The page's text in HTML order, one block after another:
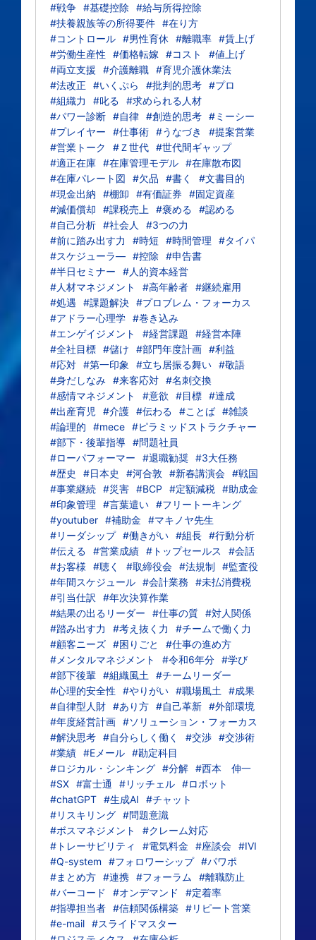
#戦争 #基礎控除
#給与所得控除
#扶養親族等の所得要件 #在り方
#コントロール #男性育休 #離職率 #賃上げ
#労働生産性
#価格転嫁 #コスト
#値上げ
#両立支援
#介護離職 #育児介護休業法
#法改正
#いくぷら #批判的思考 #プロ
#組織力
#叱る
#求められる人材
#パワー診断 #自律 #創造的思考 #ミーシー
#プレイヤー
#仕事術 #うなづき
#提案営業
#営業トーク
#Ｚ世代 #世代間ギャップ
#適正在庫 #在庫管理モデル #在庫散布図
#在庫パレート図
#欠品 #書く
#文書目的
#現金出納
#棚卸 #有価証券
#固定資産
#減価償却
#課税売上 #褒める
#認める
#自己分析 #社会人
#3つの力
#前に踏み出す力
#時短 #時間管理
#タイパ
#スケジューラ― #控除
#申告書
#半日セミナー
#人的資本経営
#人材マネジメント
#高年齢者 #継続雇用
#処遇
#課題解決 #プロブレム・フォーカス
#アドラー心理学 #巻き込み
#エンゲイジメント
#経営課題
#経営本陣
#全社目標 #儲け #部門年度計画 #利益
#応対 #第一印象 #立ち居振る舞い #敬語
#身だしなみ #来客応対 #名刺交換
#感情マネジメント
#意欲 #目標 #達成
#出産育児
#介護 #伝わる #ことば #雑談
#論理的
#mece #ピラミッドストラクチャー
#部下・後輩指導 #問題社員
#ローパフォーマー
#退職勧奨 #3大任務
#歴史
#日本史 #河合敦 #新春講演会 #戦国
#事業継続 #災害 #BCP #定額減税 #助成金
#印象管理
#言葉遣い #フリートーキング
#youtuber #補助金
#マキノヤ先生
#リーダシップ #働きがい #組長 #行動分析
#伝える
#営業成績 #トップセールス
#会話
#お客様
#聴く #取締役会 #法規制
#監査役
#年間スケジュール #会計業務
#未払消費税
#引当仕訳
#年次決算作業
#結果の出るリーダー
#仕事の質 #対人関係
#踏み出す力
#考え抜く力
#チームで働く力
#顧客ニーズ #困りごと
#仕事の進め方
#メンタルマネジメント
#令和6年分 #学び
#部下後輩 #組織風土
#チームリーダー
#心理的安全性
#やりがい #職場風土
#成果
#自律型人財 #あり方 #自己革新 #外部環境
#年度経営計画 #ソリューション・フォーカス
#解決思考 #自分らしく働く #交渉 #交渉術
#業績 #Eメール #勘定科目
#ロジカル・シンキング #分解 #西本 伸一
#SX #富士通 #リッチェル #ロボット
#chatGPT #生成AI
#チャット
#リスキリング #問題意識
#ボスマネジメント
#クレーム対応
#トレーサビリティ
#電気料金 #座談会 #IVI
#Q-system
#フォロワーシップ #パワポ
#まとめ方 #連携 #フォーラム
#離職防止
#バーコード
#オンデマンド
#定着率
#指導担当者 #信頼関係構築 #リピート営業
#e-mail #スライドマスター